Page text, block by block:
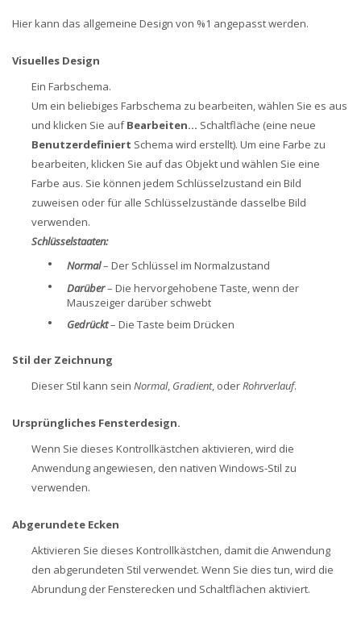
Hier kann das allgemeine Design von %1 angepasst werden.
Visuelles Design
Ein Farbschema.
Um ein beliebiges Farbschema zu bearbeiten, wählen Sie es aus
und klicken Sie aufBearbeiten... Schaltfläche (eine neue
Benutzerdefiniert Schema wird erstellt). Um eine Farbe zu
bearbeiten, klicken Sie auf das Objekt und wählen Sie eine
Farbe aus. Sie können jedem Schlüsselzustand ein Bild
zuweisen oder für alle Schlüsselzustände dasselbe Bild
verwenden.
Schlüsselstaaten:
• Normal– Der Schlüssel im Normalzustand
• Darüber– Die hervorgehobene Taste, wenn der
Mauszeiger darüber schwebt
• Gedrückt– Die Taste beim Drücken
Stil der Zeichnung
Dieser Stil kann sein Normal, Gradient, oderRohrverlauf.
Ursprüngliches Fensterdesign.
Wenn Sie dieses Kontrollkästchen aktivieren, wird die
Anwendung angewiesen, den nativen Windows-Stil zu
verwenden.
Abgerundete Ecken
Aktivieren Sie dieses Kontrollkästchen, damit die Anwendung
den abgerundeten Stil verwendet. Wenn Sie dies tun, wird die
Abrundung der Fensterecken und Schaltflächen aktiviert.